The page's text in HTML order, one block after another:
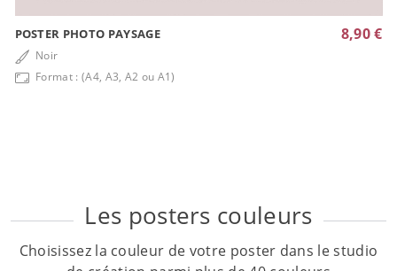
POSTER PHOTO PAYSAGE
Noir
Format : (A4, A3, A2 ou A1)
8,90 €
Les posters couleurs
Choisissez la couleur de votre poster dans le studio